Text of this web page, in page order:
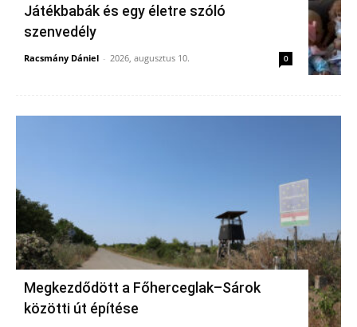
Játékbabák és egy életre szóló
szenvedély
Racsmány Dániel - 2026, augusztus 10. 0
Megkezdődött a Főherceglak–Sárok
közötti út építése